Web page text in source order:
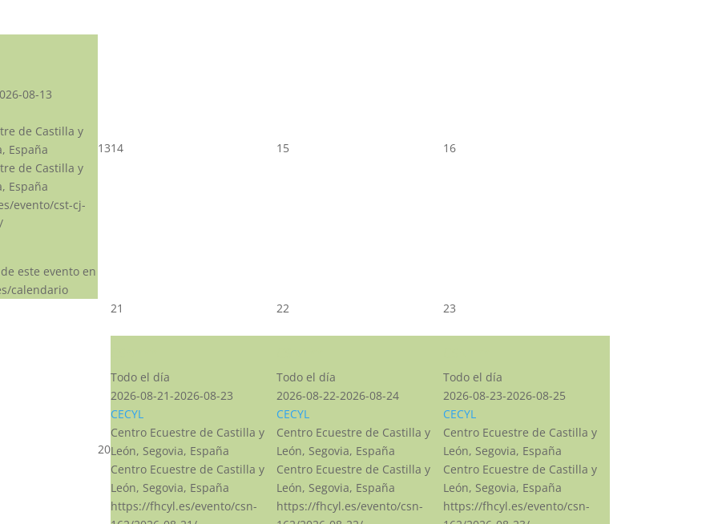
08-13
de Castilla y
España
de Castilla y
España
evento/cst-cj-
este evento en
calendario
1314 15 16
20
21
Todo el día
2026-08-21-2026-08-23
CECYL
Centro Ecuestre de Castilla y
León, Segovia, España
Centro Ecuestre de Castilla y
León, Segovia, España
https://fhcyl.es/evento/csn-
22
Todo el día
2026-08-22-2026-08-24
CECYL
Centro Ecuestre de Castilla y
León, Segovia, España
Centro Ecuestre de Castilla y
León, Segovia, España
https://fhcyl.es/evento/csn-
23
Todo el día
2026-08-23-2026-08-25
CECYL
Centro Ecuestre de Castilla y
León, Segovia, España
Centro Ecuestre de Castilla y
León, Segovia, España
https://fhcyl.es/evento/csn-